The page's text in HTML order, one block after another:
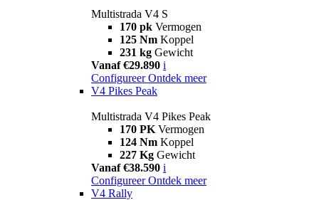
Multistrada V4 S
170 pk Vermogen
125 Nm Koppel
231 kg Gewicht
Vanaf €29.890 i
Configureer Ontdek meer
V4 Pikes Peak
Multistrada V4 Pikes Peak
170 PK Vermogen
124 Nm Koppel
227 Kg Gewicht
Vanaf €38.590 i
Configureer Ontdek meer
V4 Rally